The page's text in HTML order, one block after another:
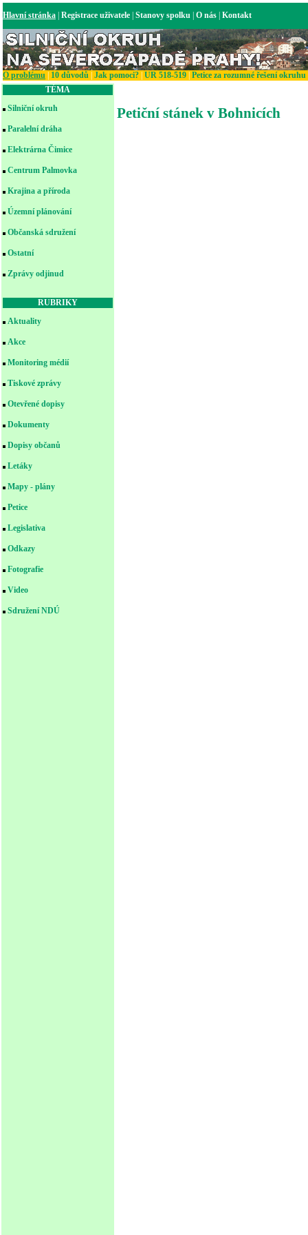
Hlavní stránka Registrace uživatele Stanovy spolku O nás Kontakt
O problému 10 důvodů Jak pomoci? UR 518-519 Petice za rozumné řešení
TÉMA
Silniční okruh
Paralelní dráha
Elektrárna Čimice
Centrum Palmovka
Krajina a příroda
Územní plánování
Občanská sdružení
Ostatní
Zprávy odjinud
RUBRIKY
Aktuality
Akce
Monitoring médií
Tiskové zprávy
Otevřené dopisy
Dokumenty
Dopisy občanů
Letáky
Mapy - plány
Petice
Legislativa
Odkazy
Fotografie
Video
Sdružení NDÚ
Petiční stánek v Bohnicích